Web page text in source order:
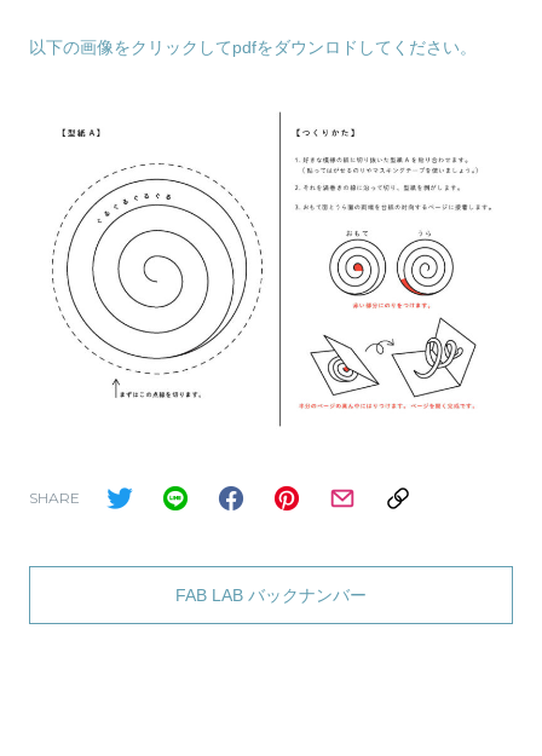
以下の画像をクリックしてpdfをダウンロドしてください。
SHARE
FAB LAB バックナンバー